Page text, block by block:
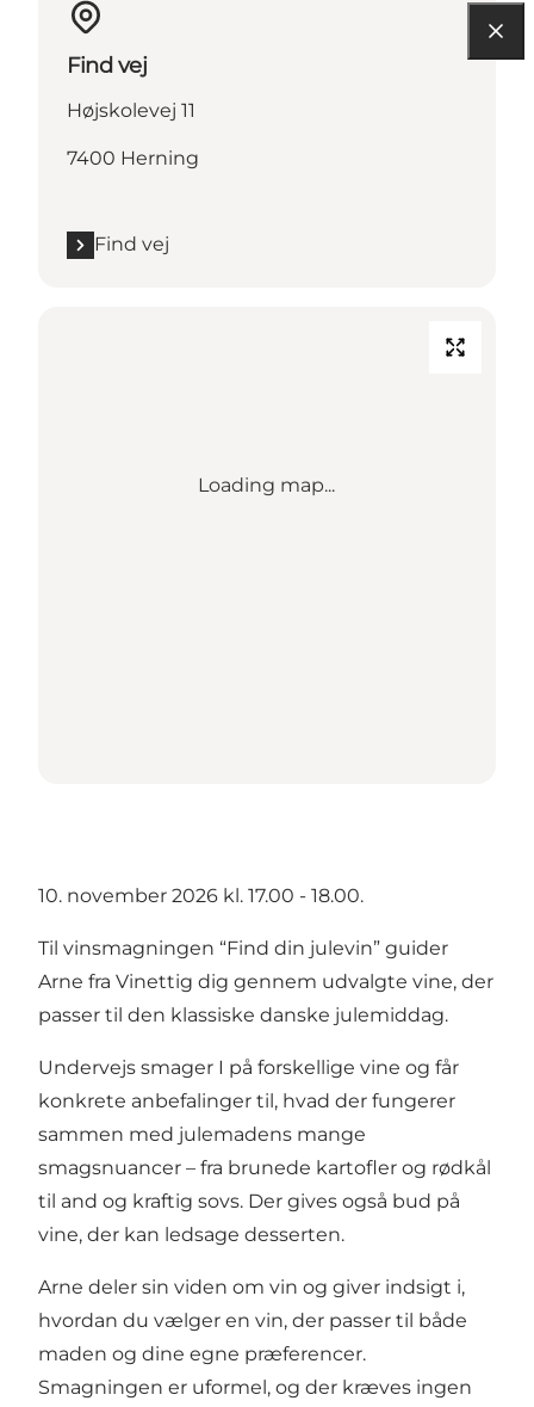
Find vej
Højskolevej 11
7400 Herning
Find vej
Loading map...
10. november 2026 kl. 17.00 - 18.00.
Til vinsmagningen “Find din julevin” guider
Arne fra Vinettig dig gennem udvalgte vine, der
passer til den klassiske danske julemiddag.
Undervejs smager I på forskellige vine og får
konkrete anbefalinger til, hvad der fungerer
sammen med julemadens mange
smagsnuancer – fra brunede kartofler og rødkål
til and og kraftig sovs. Der gives også bud på
vine, der kan ledsage desserten.
Arne deler sin viden om vin og giver indsigt i,
hvordan du vælger en vin, der passer til både
maden og dine egne præferencer.
Smagningen er uformel, og der kræves ingen